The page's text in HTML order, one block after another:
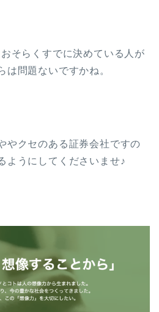
そらくすでに決めている人が
は問題ないですかね。
やクセのある証券会社ですの
ようにしてくださいませ♪